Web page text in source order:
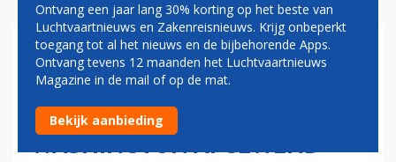
BOTSING
PASSAGIERSVLIEGTUIG EN
MILITAIR TOESTEL BIJ
WASHINGTON AFGEWEND
Ontvang een jaar lang 30% korting op het beste van
Luchtvaartnieuws en Zakenreisnieuws. Krijg onbeperkt
toegang tot al het nieuws en de bijbehorende Apps.
Ontvang tevens 12 maanden het Luchtvaartnieuws
Magazine in de mail of op de mat.
Bekijk aanbieding